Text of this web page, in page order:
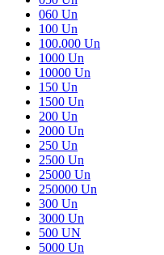
060 Un
100 Un
100.000 Un
1000 Un
10000 Un
150 Un
1500 Un
200 Un
2000 Un
250 Un
2500 Un
25000 Un
250000 Un
300 Un
3000 Un
500 UN
5000 Un